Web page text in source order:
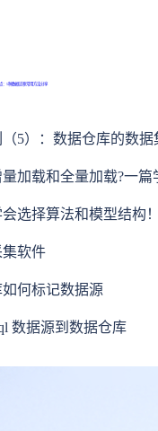
：5种数据迁移常用方法分享
5）：数据仓库的数
加载和全量加载?一篇
选择算法和模型结构！
软件
何标记数据源
数据源到数据仓库